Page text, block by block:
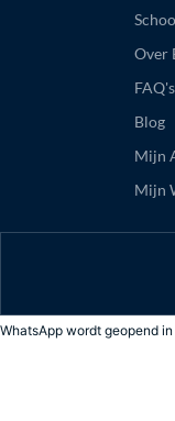
Over
FAQ's
Blog
Mijn
Mijn
WhatsApp wordt geopend